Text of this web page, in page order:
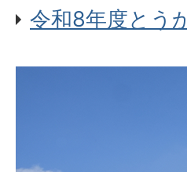
令和8年度とう